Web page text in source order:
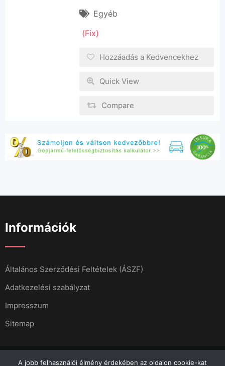
Egyéb
(Fix)
Hozzáadás a Kedvencekhez
Quick View
Compare
Információk
Általános Szerződési Feltételek (ÁSZF)
Adatkezelési szabályzat
Impresszum
Sitemap
A jobb felhasználói élmény érdekében az oldalon cookie-kat